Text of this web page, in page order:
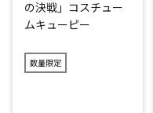
の決戦」コスチュー
ムキューピー
数量限定